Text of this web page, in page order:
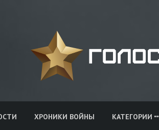
ХРОНИКИ ВОЙНЫ КАТЕГОРИИ